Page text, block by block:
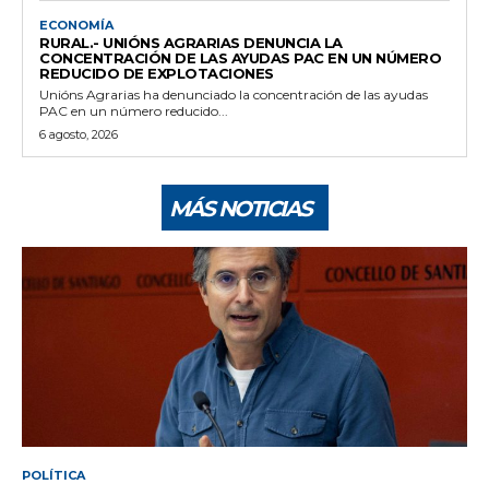
ECONOMÍA
RURAL.- UNIÓNS AGRARIAS DENUNCIA LA
CONCENTRACIÓN DE LAS AYUDAS PAC EN UN NÚMERO
REDUCIDO DE EXPLOTACIONES
Unións Agrarias ha denunciado la concentración de las ayudas
PAC en un número reducido...
6 agosto, 2026
MÁS NOTICIAS
POLÍTICA